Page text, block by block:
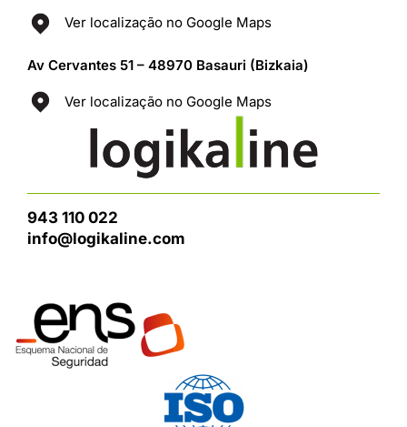
Ver localização no Google Maps
Av Cervantes 51 – 48970 Basauri (Bizkaia)
Ver localização no Google Maps
943 110 022
info@logikaline.com